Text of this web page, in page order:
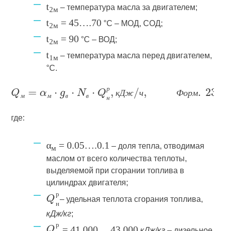
t2м – температура масла за двигателем;
t2м = 45….70 °С – МОД, СОД;
t2м = 90 °С – ВОД;
t1м – температура масла перед двигателем,
°С.
р
кДж ч Ф о рм
где:
αм = 0.05….0.1 – доля тепла, отводимая
маслом от всего количества теплоты,
выделяемой при сгорании топлива в
цилиндрах двигателя;
– удельная теплота сгорания топлива,
кДж/кг;
р